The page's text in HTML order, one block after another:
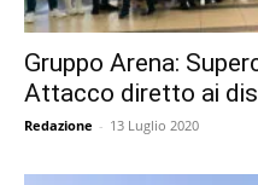
Gruppo Arena:
Attacco diretto ai
Redazione - 13 Luglio 2020